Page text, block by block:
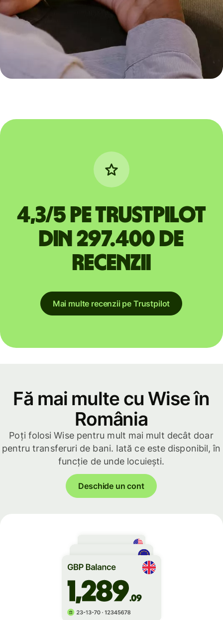
4,3/5 pe Trustpilot
din 297.400 de
recenzii
Mai multe recenzii pe Trustpilot
Fă mai multe cu Wise în
România
Poți folosi Wise pentru mult mai mult decât doar
pentru transferuri de bani. Iată ce este disponibil, în
funcție de unde locuiești.
Deschide un cont